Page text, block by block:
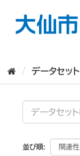
データセット
並び順